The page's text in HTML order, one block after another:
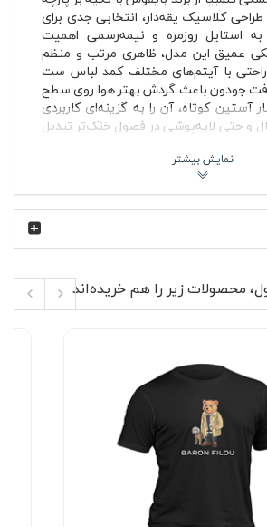
کلاسیک یقه‌دار، انتخابی جدی برای
استایل روزمره و نیمه‌رسمی اهمیت
عمیق این مدل، ظاهری مرتب و منظم
با آیتم‌های مختلف کمد لباس ست
جودون باعث گردش بهتر هوا روی سطح
آستین کوتاه، آن را به گزینه‌ای کاربردی
و حتی لایه‌پوشی در فصول خنک‌تر تبدیل
جودون مشکی کلمبیا از یقه کلاسیک
یقه را فراهم می‌کند. این ویژگی ساده
بتوانید بسته به موقعیت، استایل
✨
جودون با بافت مقاوم و تنفس‌پذیر
و قابل ست با انواع لباس مردانه
دو دکمه در قسمت جلو
و بدون آب‌رفت پس از شستشو
مناسب استفاده روزمره
روزمره، نیمه‌رسمی و اسپرت
دلیل بافت برجسته و مستحکم، یکی از
برای پولوشرت مردانه است. این نوع
بهتر روی بدن، نسبت به کشیدگی و
محصولات زیر را هم خریده‌اند